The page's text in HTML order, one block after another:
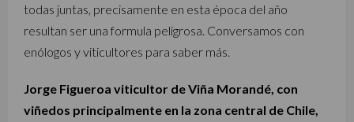
todas juntas, precisamente en esta época del año
resultan ser una formula peligrosa. Conversamos con
enólogos y viticultores para saber más.
Jorge Figueroa viticultor de Viña Morandé, con
viñedos principalmente en la zona central de Chile,